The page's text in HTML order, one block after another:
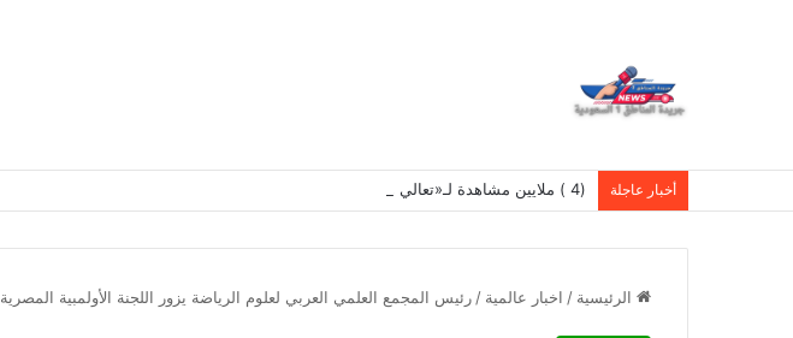
أخبار عاجلة (4 ) ملايين مشاهدة لـ«تعالي هنا».. نادر الأتات يواصل نجاحه باللهجة المصرية
الرئيسية / اخبار عالمية / رئيس المجمع العلمي العربي لعلوم الرياضة يزور اللجنة الأولمبية المصرية